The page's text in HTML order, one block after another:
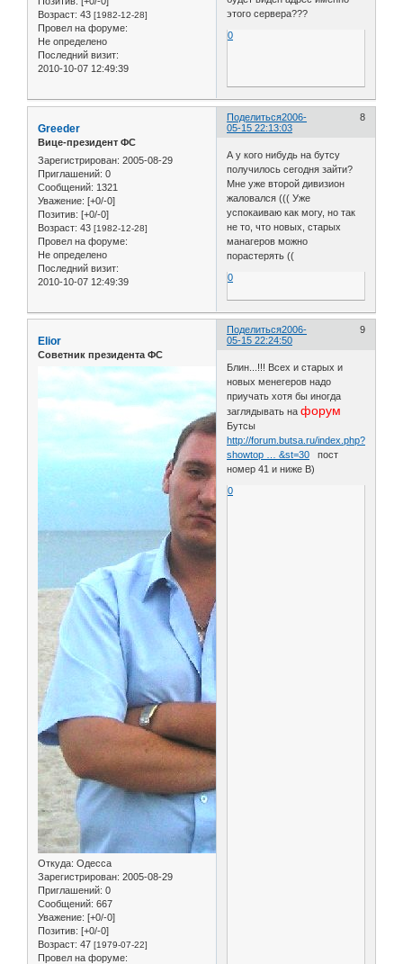
Возраст: 43 [1982-12-28]
Провел на форуме:
Не определено
Последний визит:
2010-10-07 12:49:39
этого сервера???
0
Поделиться 8
2006-
05-15 22:13:03
Greeder
Вице-президент ФС
Зарегистрирован: 2005-08-29
Приглашений: 0
Сообщений: 1321
Уважение: [+0/-0]
Позитив: [+0/-0]
Возраст: 43 [1982-12-28]
Провел на форуме:
Не определено
Последний визит:
2010-10-07 12:49:39
А у кого нибудь на бутсу
получилось сегодня зайти?
Мне уже второй дивизион
жаловался ((( Уже
успокаиваю как могу, но так
не то, что новых, старых
манагеров можно
порастерять ((
0
Поделиться 9
2006-
05-15 22:24:50
Elior
Советник президента ФС
Откуда: Одесса
Зарегистрирован: 2005-08-29
Приглашений: 0
Сообщений: 667
Уважение: [+0/-0]
Позитив: [+0/-0]
Возраст: 47 [1979-07-22]
Провел на форуме:
Блин...!!! Всех и старых и
новых менегеров надо
приучать хотя бы иногда
заглядывать нафорум
Бутсы
http://forum.butsa.ru/index.php?
showtop … &st=30 пост
номер 41 и ниже B)
0